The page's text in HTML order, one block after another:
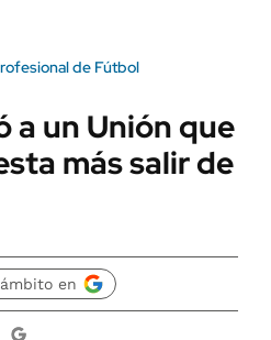
de Fútbol
a un Unión que
más salir de
en